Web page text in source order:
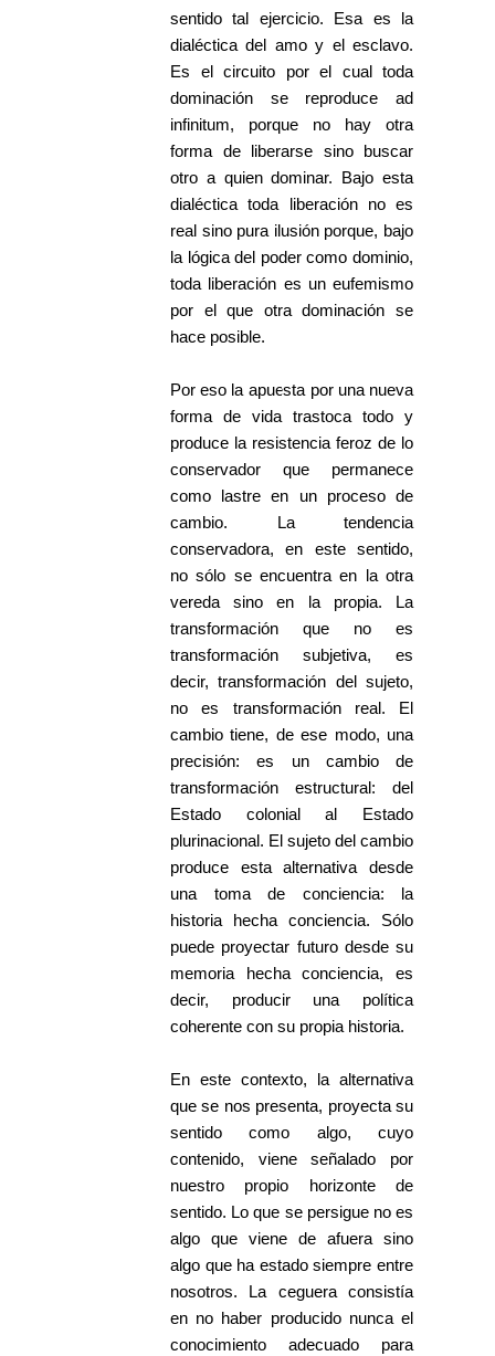
sentido tal ejercicio. Esa es la
dialéctica del amo y el esclavo.
Es el circuito por el cual toda
dominación se reproduce ad
infinitum, porque no hay otra
forma de liberarse sino buscar
otro a quien dominar. Bajo esta
dialéctica toda liberación no es
real sino pura ilusión porque, bajo
la lógica del poder como dominio,
toda liberación es un eufemismo
por el que otra dominación se
hace posible.
Por eso la apuesta por una nueva
forma de vida trastoca todo y
produce la resistencia feroz de lo
conservador que permanece
como lastre en un proceso de
cambio. La tendencia
conservadora, en este sentido,
no sólo se encuentra en la otra
vereda sino en la propia. La
transformación que no es
transformación subjetiva, es
decir, transformación del sujeto,
no es transformación real. El
cambio tiene, de ese modo, una
precisión: es un cambio de
transformación estructural: del
Estado colonial al Estado
plurinacional. El sujeto del cambio
produce esta alternativa desde
una toma de conciencia: la
historia hecha conciencia. Sólo
puede proyectar futuro desde su
memoria hecha conciencia, es
decir, producir una política
coherente con su propia historia.
En este contexto, la alternativa
que se nos presenta, proyecta su
sentido como algo, cuyo
contenido, viene señalado por
nuestro propio horizonte de
sentido. Lo que se persigue no es
algo que viene de afuera sino
algo que ha estado siempre entre
nosotros. La ceguera consistía
en no haber producido nunca el
conocimiento adecuado para